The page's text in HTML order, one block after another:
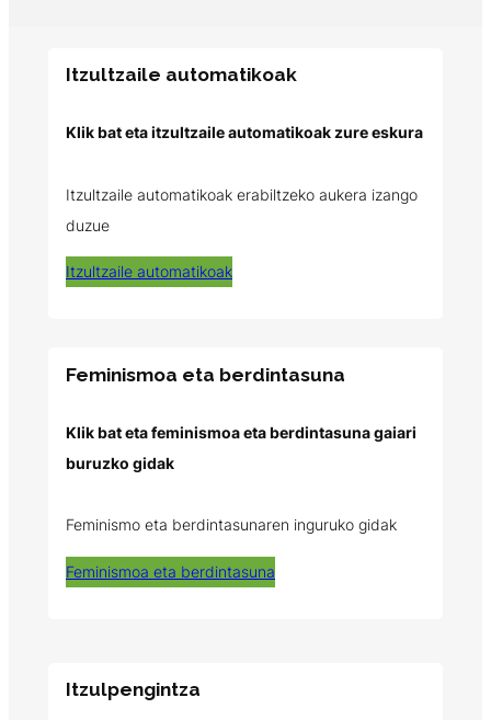
Itzultzaile automatikoak
Klik bat eta itzultzaile automatikoak zure eskura
Itzultzaile automatikoak erabiltzeko aukera izango
duzue
Itzultzaile automatikoak
Feminismoa eta berdintasuna
Klik bat eta feminismoa eta berdintasuna gaiari
buruzko gidak
Feminismo eta berdintasunaren inguruko gidak
Feminismoa eta berdintasuna
Itzulpengintza